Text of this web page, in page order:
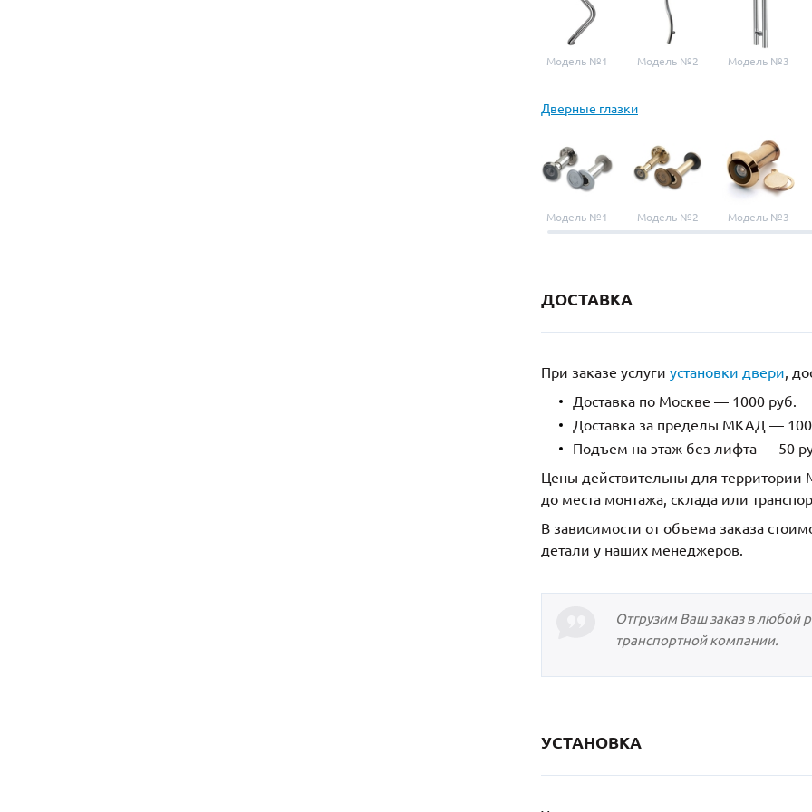
Модель №1 Модель №2 Модель №3
Дверные глазки
Модель №1 Модель №2 Модель №3
ДОСТАВКА
При заказе услуги установки двери,
Доставка по Москве — 1000 руб.
Доставка за пределы МКАД —
Подъем на этаж без лифта — 50
Цены действительны для территории
до места монтажа, склада или
В зависимости от объема заказа
детали у наших менеджеров.
Отгрузим Ваш заказ в любой
транспортной компании.
УСТАНОВКА